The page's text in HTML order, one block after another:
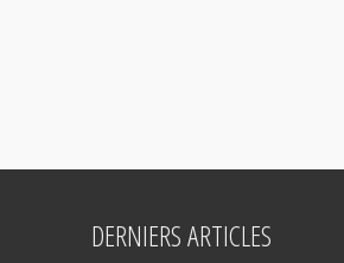
DERNIERS ARTICLES